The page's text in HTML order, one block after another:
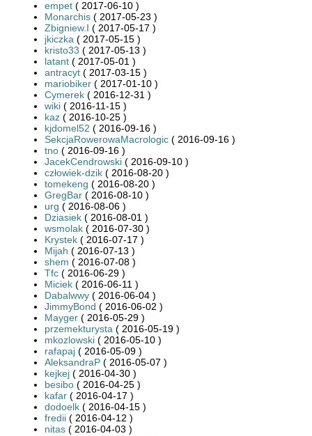
empet ( 2017-06-10 )
Monarchis ( 2017-05-23 )
Zbigniew.I ( 2017-05-17 )
jkiczka ( 2017-05-15 )
kristo33 ( 2017-05-13 )
latant ( 2017-05-01 )
antracyt ( 2017-03-15 )
mariobiker ( 2017-01-10 )
Cymerek ( 2016-12-31 )
wiki ( 2016-11-15 )
kaz ( 2016-10-25 )
kjdomel52 ( 2016-09-16 )
SekcjaRowerowaMacrologic ( 2016-09-16 )
tno ( 2016-09-16 )
JacekCendrowski ( 2016-09-10 )
człowiek-dzik ( 2016-08-20 )
tomekeng ( 2016-08-20 )
GregBar ( 2016-08-10 )
urg ( 2016-08-06 )
Dziasiek ( 2016-08-01 )
wsmolak ( 2016-07-30 )
Krystek ( 2016-07-17 )
Mijah ( 2016-07-13 )
shem ( 2016-07-08 )
Tfc ( 2016-06-29 )
Miciek ( 2016-06-11 )
Dabalwwy ( 2016-06-04 )
JimmyBond ( 2016-06-02 )
Mayger ( 2016-05-29 )
przemekturysta ( 2016-05-19 )
mkozlowski ( 2016-05-10 )
rafapaj ( 2016-05-09 )
AleksandraP ( 2016-05-07 )
kejkej ( 2016-04-30 )
besibo ( 2016-04-25 )
kafar ( 2016-04-17 )
dodoelk ( 2016-04-15 )
fredii ( 2016-04-12 )
nitas ( 2016-04-03 )